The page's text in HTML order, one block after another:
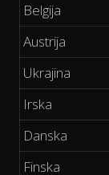
Belgija
Austrija
Ukrajina
Irska
Danska
Finska